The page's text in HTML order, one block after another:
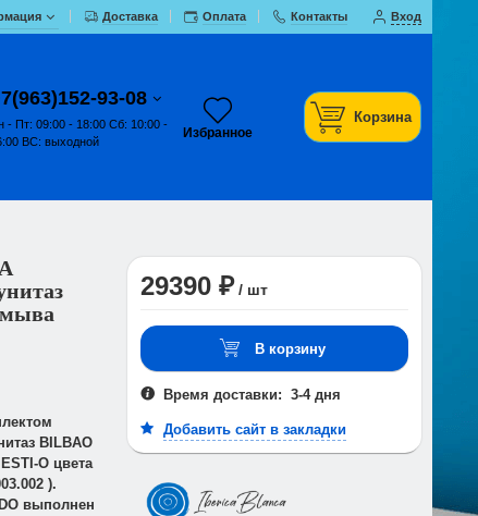
Доставка Оплата Контакты Вход
93-08
- Пт: 09:00 - 18:00 Сб: 10:00 -
ВС: выходной
Избранное
Корзина
BILBAO
O цвета
).
выполнен
29390 ₽/ шт
В корзину
Время доставки: 3-4 дня
Добавить сайт в закладки